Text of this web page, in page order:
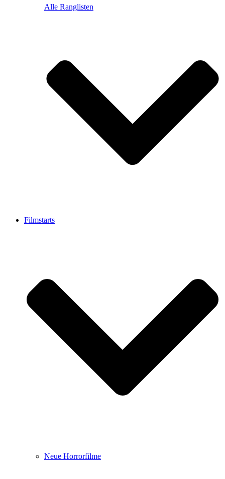
Alle Ranglisten
Filmstarts
Neue Horrorfilme